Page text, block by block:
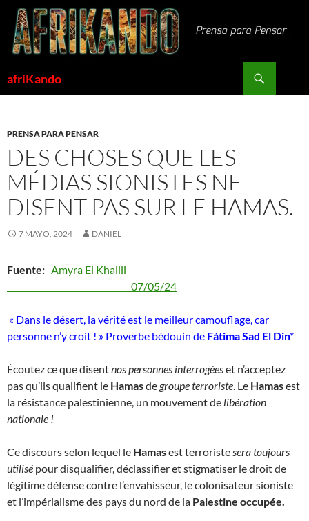
Saltar
contenido
afriKando
PRENSA PARA PENSAR
DES CHOSES QUE LES
MÉDIAS SIONISTES NE
DISENT PAS SUR LE HAMAS.
7 MAYO, 2024 DANIEL
Fuente: Amyra El Khalili
07/05/24
« Dans le désert, la vérité est le meilleur camouflage, car
personne n’y croit ! » Proverbe bédouin de Fátima Sad El Din*
Écoutez ce que disentnos personnes interrogéeset n’acceptez
pas qu’ils qualifient le Hamasde groupe terroriste. Le Hamasest
la résistance palestinienne, un mouvement de libération
nationale !
Ce discours selon lequel le Hamasest terroristesera toujours
utilisé pour disqualifier, déclassifier et stigmatiser le droit de
légitime défense contre l’envahisseur, le colonisateur sioniste
et l’impérialisme des pays du nord de la Palestine occupée.